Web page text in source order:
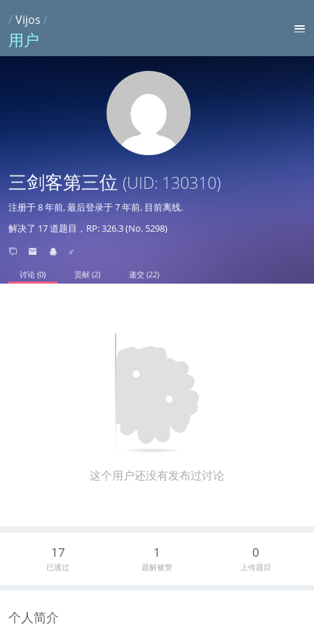
/Vijos /
用户
三剑客第三位 (UID: 130310)
注册于8 年前, 最后登录于7 年前, 目前离线.
解决了 17 道题目，RP: 326.3 (No. 5298)
♂
讨论 (0) 贡献 (2) 递交 (22)
这个用户还没有发布过讨论
17
已通过
1
题解被赞
0
上传题目
个人简介